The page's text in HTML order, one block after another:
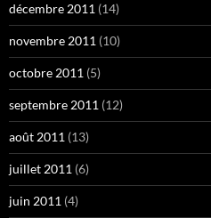
décembre 2011 (14)
novembre 2011 (10)
octobre 2011 (5)
septembre 2011 (12)
août 2011 (13)
juillet 2011 (6)
juin 2011 (4)